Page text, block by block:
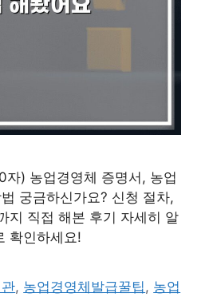
) 농업경영체 증명서, 농업
궁금하신가요? 신청 절차,
지 직접 해본 후기 자세히 알
확인하세요!
, 농업경영체발급꿀팁 , 농업